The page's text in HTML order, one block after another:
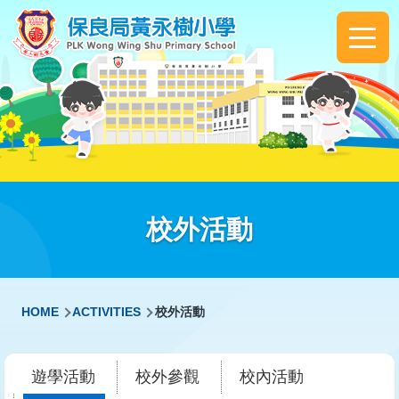
Skip to main content
Main
校外活動
Breadcrumb
HOME ACTIVITIES 校外活動
遊學活動 校外參觀 校內活動